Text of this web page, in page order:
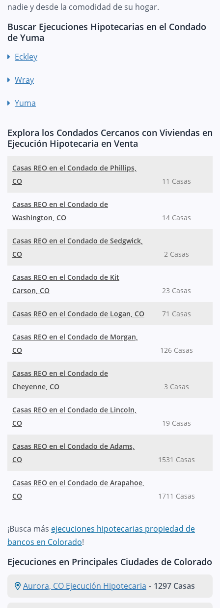
nadie y desde la comodidad de su hogar.
Buscar Ejecuciones Hipotecarias en el Condado
de Yuma
Eckley
Wray
Yuma
Explora los Condados Cercanos con Viviendas en
Ejecución Hipotecaria en Venta
Casas REO en el Condado de Phillips,
CO
11 Casas
Casas REO en el Condado de
Washington, CO
14 Casas
Casas REO en el Condado de Sedgwick,
CO
2 Casas
Casas REO en el Condado de Kit
Carson, CO
23 Casas
Casas REO en el Condado de Logan, CO 71 Casas
Casas REO en el Condado de Morgan,
CO
126 Casas
Casas REO en el Condado de
Cheyenne, CO
3 Casas
Casas REO en el Condado de Lincoln,
CO
19 Casas
Casas REO en el Condado de Adams,
CO
1531 Casas
Casas REO en el Condado de Arapahoe,
CO
1711 Casas
¡Busca más ejecuciones hipotecarias propiedad de
bancos en Colorado!
Ejecuciones en Principales Ciudades de Colorado
Aurora, CO Ejecución Hipotecaria - 1297 Casas